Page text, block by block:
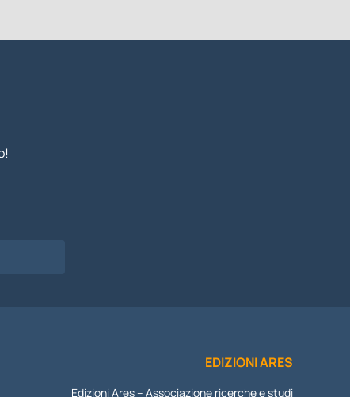
EDIZIONI ARES
Edizioni Ares – Associazione ricerche e studi